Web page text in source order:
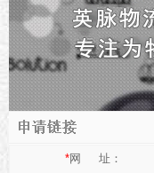
*网 址：